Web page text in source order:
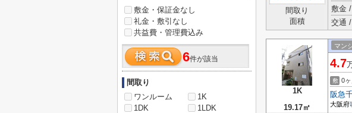
間取り
面積
敷金
交通
1K
19.17㎡
マン
4.7
敷 0ヶ
阪急
大阪府
敷金・保証金なし
礼金・敷引なし
共益費・管理費込み
6件が該当
間取り
ワンルーム
1K
1DK
1LDK